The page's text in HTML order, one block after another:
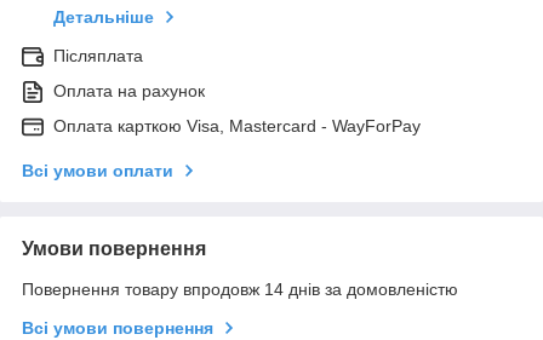
Детальніше
Післяплата
Оплата на рахунок
Оплата карткою Visa, Mastercard - WayForPay
Всі умови оплати
Умови повернення
Повернення товару впродовж 14 днів за домовленістю
Всі умови повернення